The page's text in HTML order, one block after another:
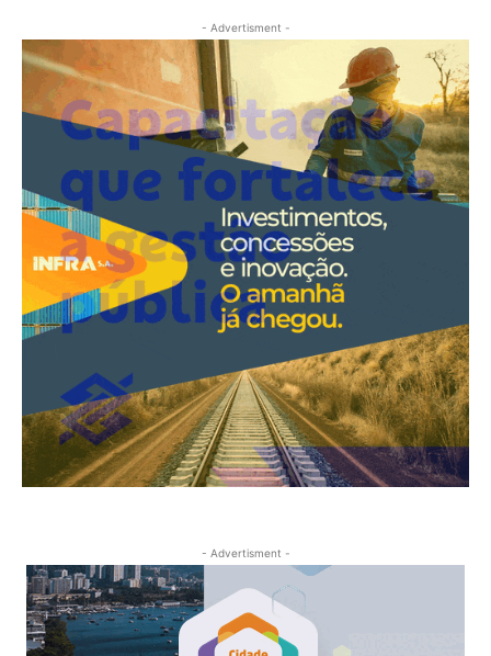
- Advertisment -
- Advertisment -